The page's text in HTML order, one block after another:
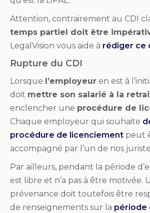
Attention, contrairement au CDI
temps partiel doit être
LegalVision vous aide à rédiger ce
Rupture du CDI
Lorsque l’employeur en est à
doit mettre son salarié à la
enclencher une procédure de
Chaque employeur qui souhaite
procédure de licenciement peut
accompagné par l’un de nos
Par ailleurs, pendant la période
est libre et n’a pas à être motivée.
prévenance doit toutefois être
de renseignements sur la période